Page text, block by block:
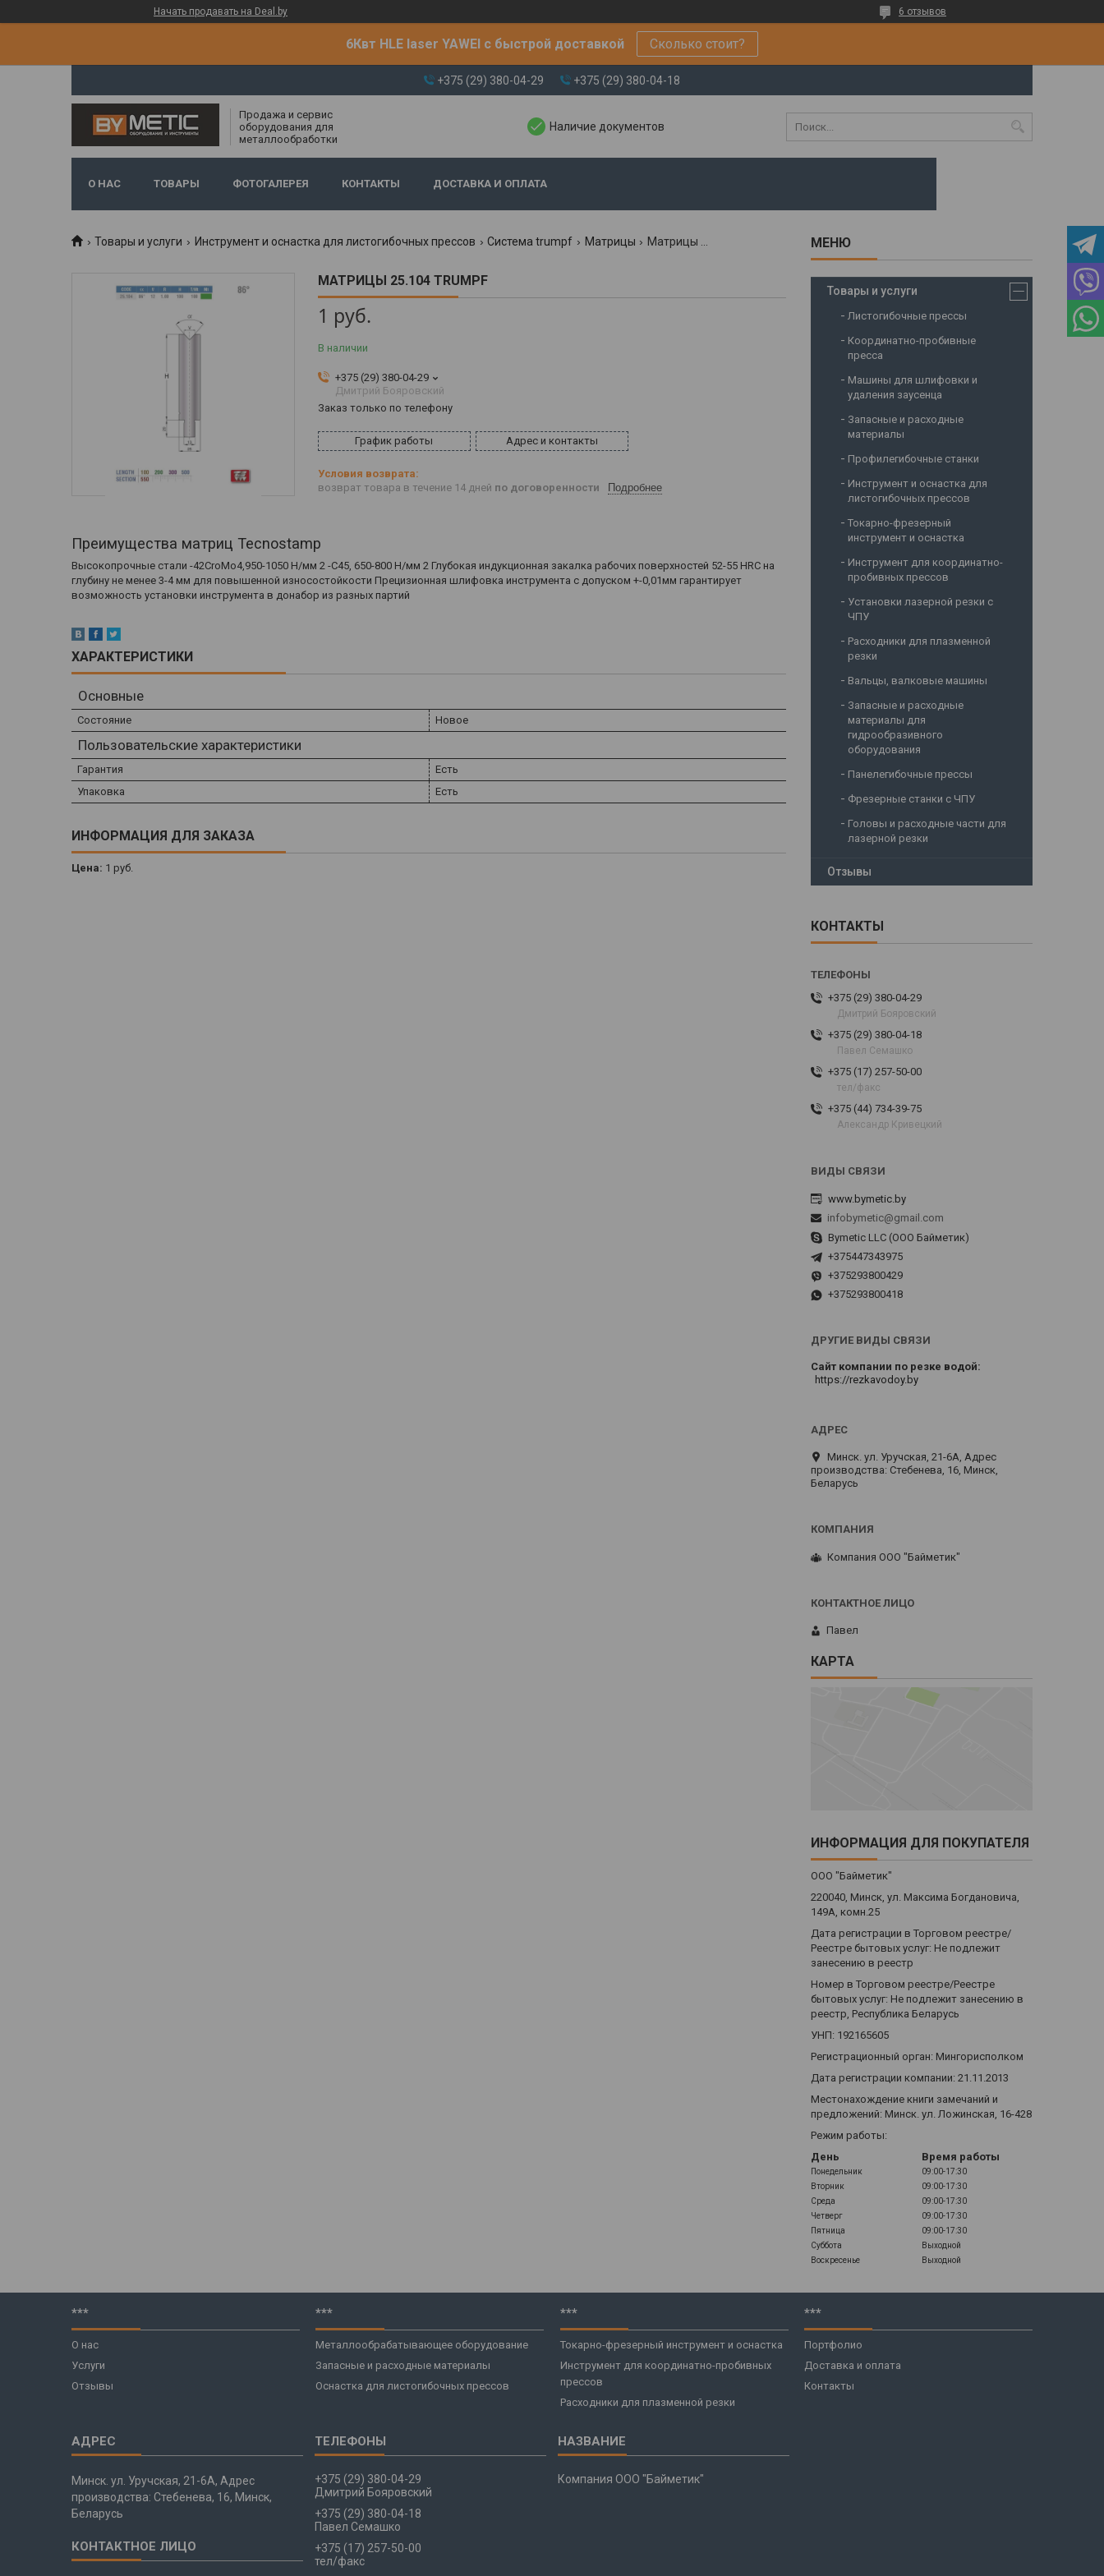
Начать продавать на Deal.by 6 отзывов
6Квт HLE laser YAWEI с быстрой доставкой Сколько стоит?
+375 (29) 380-04-29 +375 (29) 380-04-18
Продажа и сервис
оборудования для
металлообработки
Наличие документов
О НАС ТОВАРЫ ФОТОГАЛЕРЕЯ КОНТАКТЫ ДОСТАВКА И ОПЛАТА
Товары и услуги Инструмент и оснастка для листогибочных прессов Система trumpf Матрицы Матрицы 25.104 trumpf
МАТРИЦЫ 25.104 TRUMPF
1 руб.
В наличии
+375 (29) 380-04-29
Дмитрий Бояровский
Заказ только по телефону
График работы Адрес и контакты
возврат товара в течение 14 дней по договоренности Подробнее
Преимущества матриц Tecnostamp
Высокопрочные стали -42CroMo4,950-1050 Н/мм 2 -С45, 650-800 Н/мм 2 Глубокая индукционная закалка рабочих поверхностей 52-55 HRC на
глубину не менее 3-4 мм для повышенной износостойкости Прецизионная шлифовка инструмента с допуском +-0,01мм гарантирует
возможность установки инструмента в донабор из разных партий
ХАРАКТЕРИСТИКИ
Основные
Состояние Новое
Пользовательские характеристики
Гарантия
Есть
Упаковка
Есть
ИНФОРМАЦИЯ ДЛЯ ЗАКАЗА
Цена: 1 руб.
Товары и услуги
Листогибочные прессы
Координатно-пробивные
пресса
Машины для шлифовки и
удаления заусенца
Запасные и расходные
материалы
Профилегибочные станки
Инструмент и оснастка для
листогибочных прессов
Токарно-фрезерный
инструмент и оснастка
Инструмент для координатно-
пробивных прессов
Установки лазерной резки с
ЧПУ
Расходники для плазменной
резки
Вальцы, валковые машины
Запасные и расходные
материалы для
гидрообразивного
оборудования
Панелегибочные прессы
Фрезерные станки с ЧПУ
Головы и расходные части для
лазерной резки
Отзывы
КОНТАКТЫ
+375 (29) 380-04-29
Дмитрий Бояровский
+375 (29) 380-04-18
Павел Семашко
+375 (17) 257-50-00
тел/факс
+375 (44) 734-39-75
Александр Кривецкий
www.bymetic.by
infobymetic@gmail.com
Bymetic LLC (ООО Байметик)
+375447343975
+375293800429
+375293800418
ДРУГИЕ ВИДЫ СВЯЗИ
Сайт компании по резке водой
https://rezkavodoy.by
Минск. ул. Уручская, 21-6А, Адрес
производства: Стебенева, 16, Минск,
Беларусь
Компания ООО "Байметик"
Павел
КАРТА
ИНФОРМАЦИЯ ДЛЯ ПОКУПАТЕЛЯ
ООО "Байметик"
220040, Минск, ул. Максима Богдановича,
149А, комн.25
Дата регистрации в Торговом реестре/
Реестре бытовых услуг: Не подлежит
занесению в реестр
Номер в Торговом реестре/Реестре
бытовых услуг: Не подлежит занесению в
реестр, Республика Беларусь
УНП: 192165605
Регистрационный орган: Мингорисполком
Дата регистрации компании: 21.11.2013
Местонахождение книги замечаний и
предложений: Минск. ул. Ложинская, 16-428
Режим работы:
День
Время работы
Понедельник
09:00-17:30
Вторник
09:00-17:30
Среда
09:00-17:30
Четверг
09:00-17:30
Пятница
09:00-17:30
Суббота
Выходной
Воскресенье
Выходной
***
О нас
Услуги
Отзывы
***
Металлообрабатывающее оборудование
Запасные и расходные материалы
Оснастка для листогибочных прессов
***
Токарно-фрезерный инструмент и оснастка
Инструмент для координатно-пробивных
прессов
Расходники для плазменной резки
***
Портфолио
Доставка и оплата
Контакты
Минск. ул. Уручская, 21-6А, Адрес
производства: Стебенева, 16, Минск,
Беларусь
+375 (29) 380-04-29
Дмитрий Бояровский
+375 (29) 380-04-18
Павел Семашко
+375 (17) 257-50-00
тел/факс
Компания ООО "Байметик"